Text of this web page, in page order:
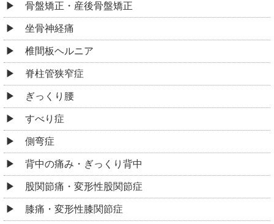
骨盤矯正・産後骨盤矯正
坐骨神経痛
椎間板ヘルニア
脊柱管狭窄症
ぎっくり腰
すべり症
側弯症
背中の痛み・ぎっくり背中
股関節痛・変形性股関節症
膝痛・変形性膝関節症